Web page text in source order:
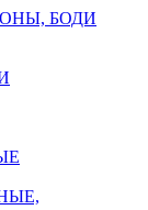
БОДИ